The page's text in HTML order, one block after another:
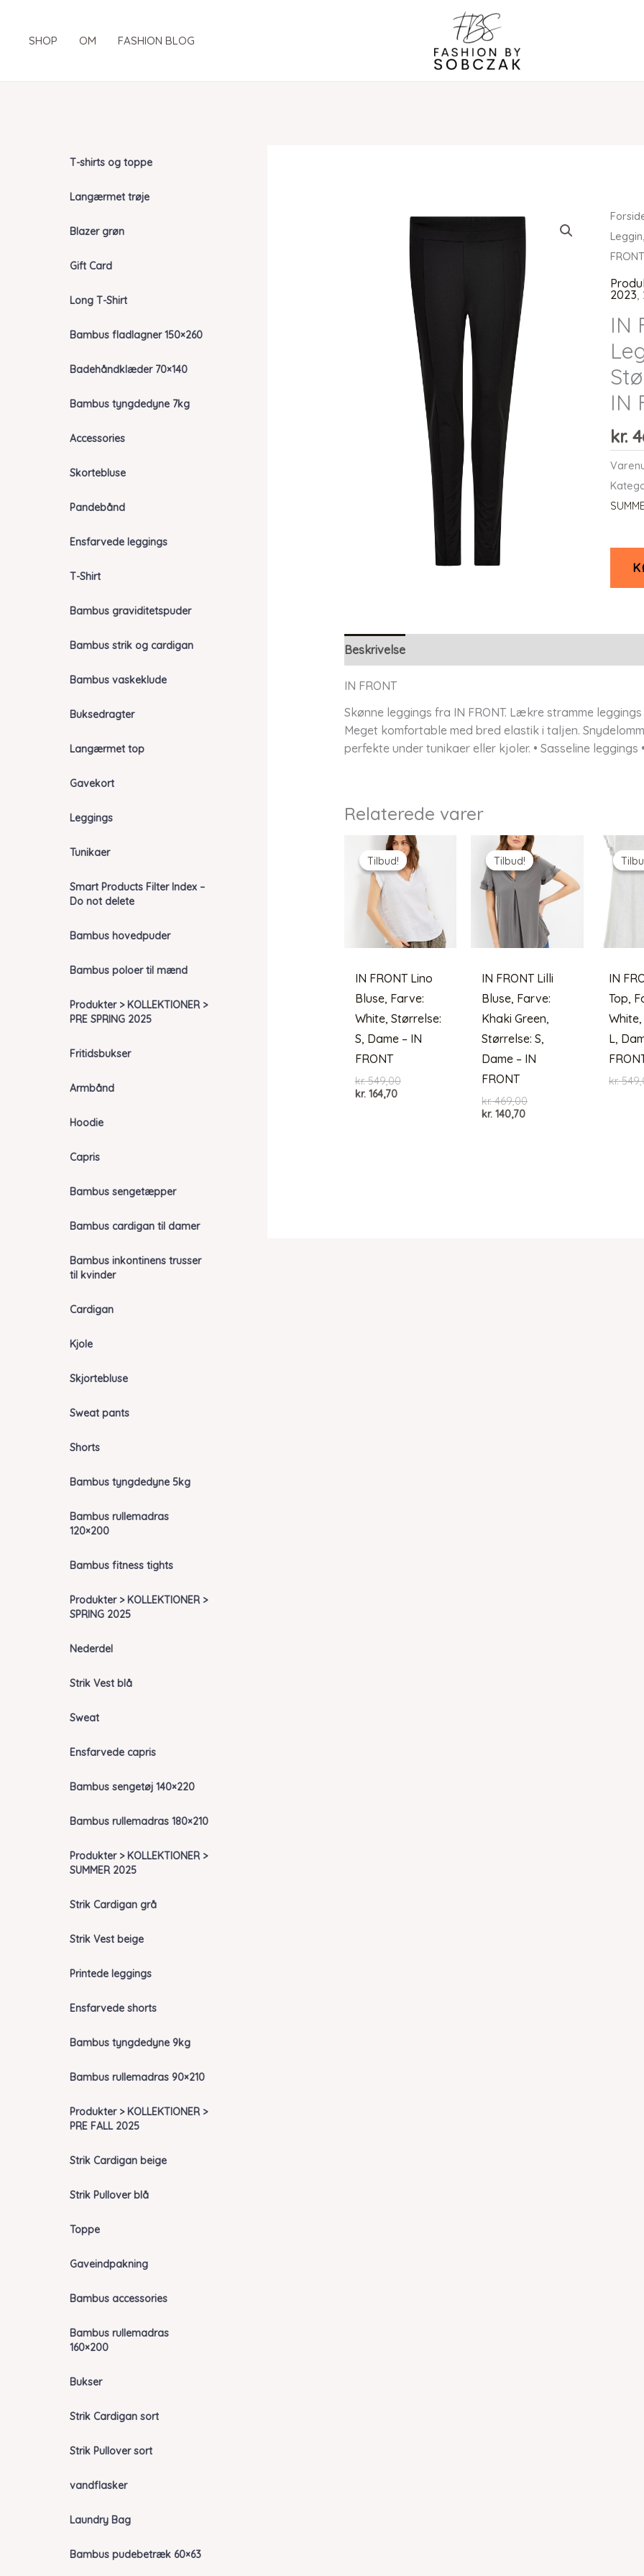
SHOP OM FASHION BLOG
T-shirts og toppe
Langærmet trøje
Blazer grøn
Gift Card
Long T-Shirt
Bambus fladlagner 150×260
Badehåndklæder 70×140
Bambus tyngdedyne 7kg
Accessories
Skortebluse
Pandebånd
Ensfarvede leggings
T-Shirt
Bambus graviditetspuder
Bambus strik og cardigan
Bambus vaskeklude
Buksedragter
Langærmet top
Gavekort
Leggings
Tunikaer
Smart Products Filter Index –
Do not delete
Bambus hovedpuder
Bambus poloer til mænd
Produkter > KOLLEKTIONER >
PRE SPRING 2025
Fritidsbukser
Armbånd
Hoodie
Capris
Bambus sengetæpper
Bambus cardigan til damer
Bambus inkontinens trusser
til kvinder
Cardigan
Kjole
Skjortebluse
Sweat pants
Shorts
Bambus tyngdedyne 5kg
Bambus rullemadras
120×200
Bambus fitness tights
Produkter > KOLLEKTIONER >
SPRING 2025
Nederdel
Strik Vest blå
Sweat
Ensfarvede capris
Bambus sengetøj 140×220
Bambus rullemadras 180×210
Produkter > KOLLEKTIONER >
SUMMER 2025
Strik Cardigan grå
Strik Vest beige
Printede leggings
Ensfarvede shorts
Bambus tyngdedyne 9kg
Bambus rullemadras 90×210
Produkter > KOLLEKTIONER >
PRE FALL 2025
Strik Cardigan beige
Strik Pullover blå
Toppe
Gaveindpakning
Bambus accessories
Bambus rullemadras
160×200
Bukser
Strik Cardigan sort
Strik Pullover sort
vandflasker
Laundry Bag
Bambus pudebetræk 60×63
FRONT
2023,
IN
IN
kr.
Beskrivelse
IN FRONT
Skønne leggings fra IN FRONT. Lækre stramme
Meget komfortable med bred elastik i taljen.
perfekte under tunikaer eller kjoler. • Sasseline leggings
Relaterede varer
Tilbud!
Tilbud!
IN FRONT Lino
Bluse, Farve:
White, Størrelse:
S, Dame – IN
FRONT
kr.549,00Den
kr.164,70Den
Tilbud!
Tilbud!
IN FRONT Lilli
Bluse, Farve:
Khaki Green,
Størrelse: S,
Dame – IN
FRONT
kr.469,00Den
kr. 140,70Den
IN
Top,
L,
kr.